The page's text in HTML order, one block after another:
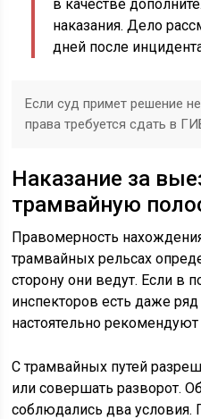
в качестве
наказания. Дело
дней после
Если суд примет решение
права требуется сдать в
Наказание за
трамвайную
Правомерность
трамвайных рельсах
сторону они ведут. Если в
инспекторов есть даже
настоятельно
С трамвайных путей
или совершать разворот.
соблюдались два